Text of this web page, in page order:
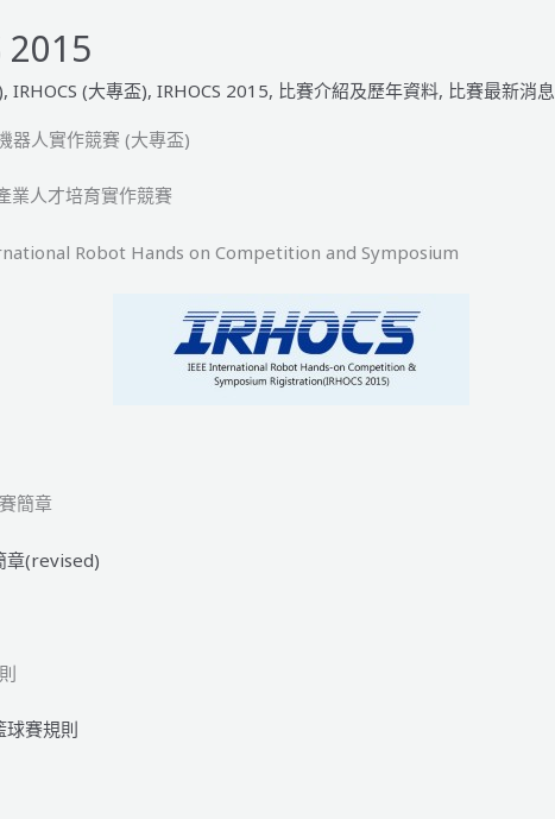
2015
, IRHOCS (大專盃), IRHOCS 2015, 比賽介紹及歷年資料, 比賽最新消息
器人實作競賽 (大專盃)
業人才培育實作競賽
Robot Hands on Competition and Symposium
簡章
章(revised)
球賽規則